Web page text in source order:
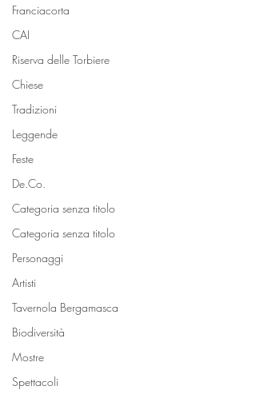
Franciacorta
CAI
Riserva delle Torbiere
Chiese
Tradizioni
Leggende
Feste
De.Co.
Categoria senza titolo
Categoria senza titolo
Personaggi
Artisti
Tavernola Bergamasca
Biodiversità
Mostre
Spettacoli